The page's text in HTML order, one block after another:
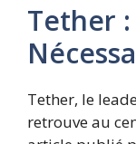
Tether
Tether, le
retrouve au